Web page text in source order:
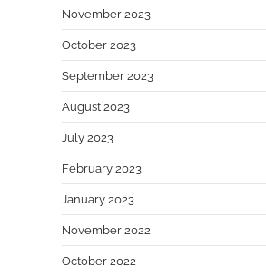
November 2023
October 2023
September 2023
August 2023
July 2023
February 2023
January 2023
November 2022
October 2022